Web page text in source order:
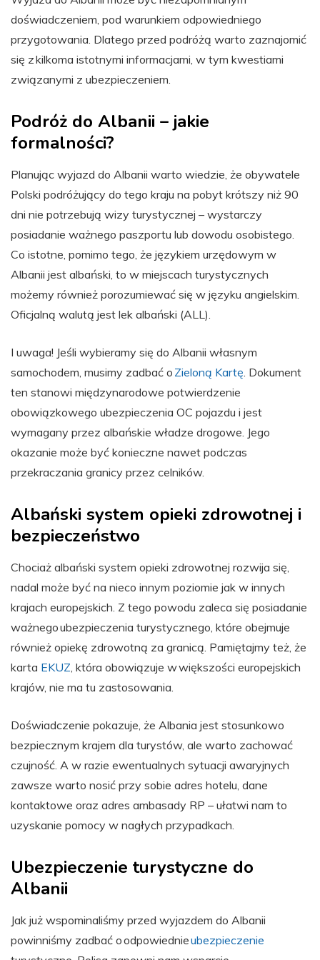
doświadczeniem, pod warunkiem odpowiedniego
przygotowania. Dlatego przed podróżą warto zaznajomić
się z kilkoma istotnymi informacjami, w tym kwestiami
związanymi z ubezpieczeniem.
Podróż do Albanii – jakie
formalności?
Planując wyjazd do Albanii warto wiedzie, że obywatele
Polski podróżujący do tego kraju na pobyt krótszy niż 90
dni nie potrzebują wizy turystycznej – wystarczy
posiadanie ważnego paszportu lub dowodu osobistego.
Co istotne, pomimo tego, że językiem urzędowym w
Albanii jest albański, to w miejscach turystycznych
możemy również porozumiewać się w języku angielskim.
Oficjalną walutą jest lek albański (ALL).
I uwaga! Jeśli wybieramy się do Albanii własnym
samochodem, musimy zadbać o Zieloną Kartę . Dokument
ten stanowi międzynarodowe potwierdzenie
obowiązkowego ubezpieczenia OC pojazdu i jest
wymagany przez albańskie władze drogowe. Jego
okazanie może być konieczne nawet podczas
przekraczania granicy przez celników.
Albański system opieki zdrowotnej i
bezpieczeństwo
Chociaż albański system opieki zdrowotnej rozwija się,
nadal może być na nieco innym poziomie jak w innych
krajach europejskich. Z tego powodu zaleca się posiadanie
ważnego ubezpieczenia turystycznego, które obejmuje
również opiekę zdrowotną za granicą. Pamiętajmy też, że
karta EKUZ , która obowiązuje w większości europejskich
krajów, nie ma tu zastosowania.
Doświadczenie pokazuje, że Albania jest stosunkowo
bezpiecznym krajem dla turystów, ale warto zachować
czujność. A w razie ewentualnych sytuacji awaryjnych
zawsze warto nosić przy sobie adres hotelu, dane
kontaktowe oraz adres ambasady RP – ułatwi nam to
uzyskanie pomocy w nagłych przypadkach.
Ubezpieczenie turystyczne do
Albanii
Jak już wspominaliśmy przed wyjazdem do Albanii
powinniśmy zadbać o odpowiednieubezpieczenie